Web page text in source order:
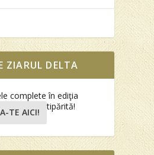
ZIARUL DELTA
complete în ediţia
tipărită!
TE AICI!